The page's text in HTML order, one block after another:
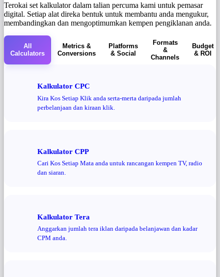
Terokai set kalkulator dalam talian percuma kami untuk pemasar
digital. Setiap alat direka bentuk untuk membantu anda mengukur,
membandingkan dan mengoptimumkan kempen pengiklanan anda.
All
Calculators
Metrics &
Conversions
Platforms
& Social
Formats
&
Channels
Budget
& ROI
Kalkulator CPC
Kira Kos Setiap Klik anda serta-merta daripada jumlah
perbelanjaan dan kiraan klik.
Kalkulator CPP
Cari Kos Setiap Mata anda untuk rancangan kempen TV, radio
dan siaran.
Kalkulator Tera
Anggarkan jumlah tera iklan daripada belanjawan dan kadar
CPM anda.